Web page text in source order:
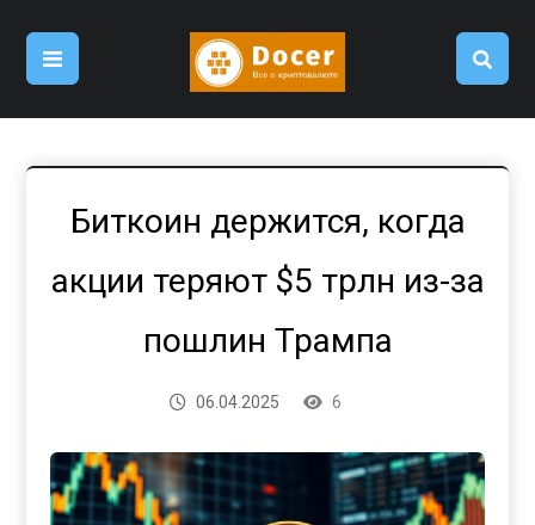
Биткоин держится, когда
акции теряют $5 трлн из-за
пошлин Трампа
06.04.2025 6